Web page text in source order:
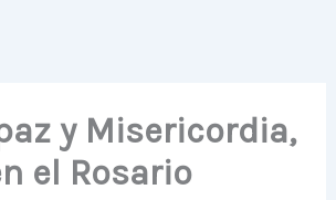
y Misericordia,
el Rosario